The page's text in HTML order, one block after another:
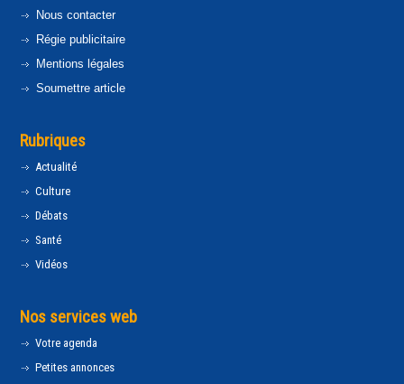
Nous contacter
Régie publicitaire
Mentions légales
Soumettre article
Rubriques
Actualité
Culture
Débats
Santé
Vidéos
Nos services web
Votre agenda
Petites annonces